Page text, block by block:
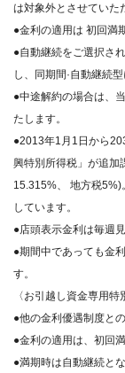
は対象外とさせていた
●金利の適用は 初回満
●自動継続をご選択さ
し、同期間·自動継続型
●中途解約の場合は、
たします。
●2013年1月1日から
興特別所得税」が追加
15.315%、 地方税
しています。
●店頭表示金利は毎週
●期間中であっても金
す。
〈お引越し資金専用
●他の金利優遇制度と
●金利の適用は、初回
●満期時は自動継続と